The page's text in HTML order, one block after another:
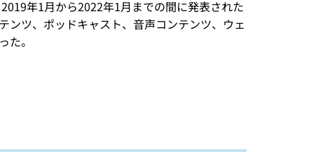
年1月から2022年1月までの間に発表された
ンツ、ポッドキャスト、音声コンテンツ、ウェ
。